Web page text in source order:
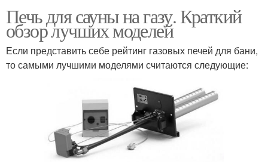
Печь для сауны на газу. Краткий
обзор лучших моделей
Если представить себе рейтинг газовых печей для бани,
то самыми лучшими моделями считаются следующие: